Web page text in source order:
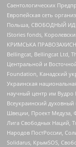
Саентологических
Европейская сеть
Польша, СВОБОДНЫЙ
IStories fonds,
КРИМСЬКА
Bellingcat, Bellingcat Ltd,
Центральной и
Foundation, Канадский
Украинская
научный центр им Вудро
Всеукраинский
Швеции, Проект Медуза,
Лига Свободных Наций,
Народов ПостРоссии,
Solidarus, КрымSOS,